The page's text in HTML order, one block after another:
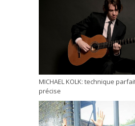
MICHAEL KOLK: technique
précise